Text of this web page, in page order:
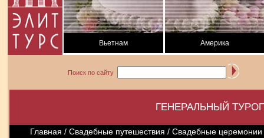
Вьетнам Америка
Поиск по сайту
ГЕНЕРАЛЬНЫЙ
Главная / Свадебные путешествия / Свадебные церемонии